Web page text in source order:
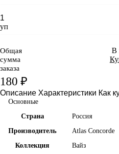
уп
Общая
сумма
заказа
180 ₽
В
Описание Характеристики Как
Основные
Страна
Россия
Производитель
Atlas Concorde
Коллекция
Вайз